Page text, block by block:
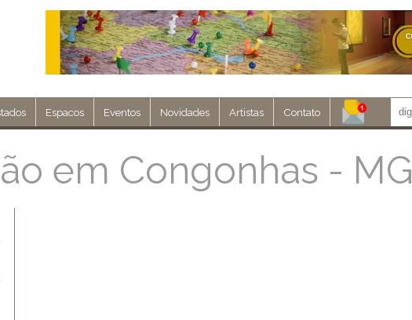
Espacos Eventos Novidades Artistas Contato
em Congonhas - MG